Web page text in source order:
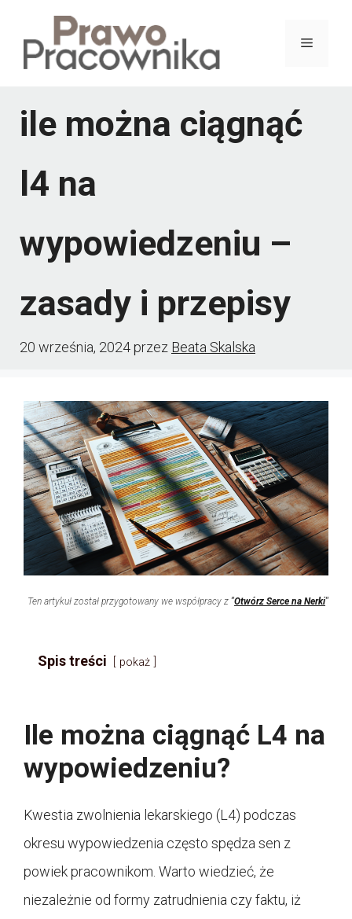
treści
Menu
ile można ciągnąć
l4 na
wypowiedzeniu –
zasady i przepisy
20 września, 2024przez Beata Skalska
Ten artykuł został przygotowany we współpracy z "Otwórz Serce na Nerki"
Spis treści pokaż
Ile można ciągnąć L4 na
wypowiedzeniu?
Kwestia zwolnienia lekarskiego (L4) podczas
okresu wypowiedzenia często spędza sen z
powiek pracownikom. Warto wiedzieć, że
niezależnie od formy zatrudnienia czy faktu, iż